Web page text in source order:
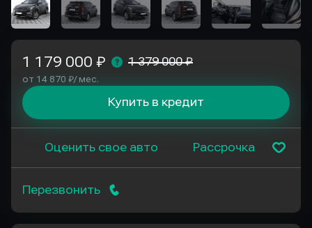
1 179 000 ₽ 1 379 000 ₽
от 14 870 ₽/ мес.
Купить в кредит
Оценить свое авто Рассрочка
Перезвонить